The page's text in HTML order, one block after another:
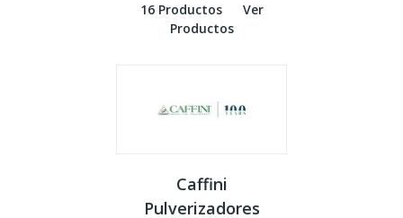
16 Productos
Ver
Productos
Caffini
Pulverizadores